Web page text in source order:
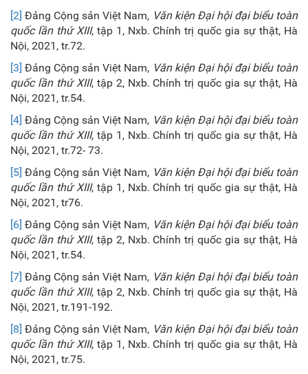
[2] Đảng Cộng sản Việt Nam, Văn kiện Đại hội đại biểu toàn
quốc lần thứ XIII, tập 1, Nxb. Chính trị quốc gia sự thật, Hà
Nội, 2021, tr.72.
[3] Đảng Cộng sản Việt Nam, Văn kiện Đại hội đại biểu toàn
quốc lần thứ XIII, tập 2, Nxb. Chính trị quốc gia sự thật, Hà
Nội, 2021, tr.54.
[4] Đảng Cộng sản Việt Nam, Văn kiện Đại hội đại biểu toàn
quốc lần thứ XIII, tập 1, Nxb. Chính trị quốc gia sự thật, Hà
Nội, 2021, tr.72- 73.
[5] Đảng Cộng sản Việt Nam, Văn kiện Đại hội đại biểu toàn
quốc lần thứ XIII, tập 1, Nxb. Chính trị quốc gia sự thật, Hà
Nội, 2021, tr76.
[6] Đảng Cộng sản Việt Nam, Văn kiện Đại hội đại biểu toàn
quốc lần thứ XIII, tập 2, Nxb. Chính trị quốc gia sự thật, Hà
Nội, 2021, tr.54.
[7] Đảng Cộng sản Việt Nam, Văn kiện Đại hội đại biểu toàn
quốc lần thứ XIII, tập 2, Nxb. Chính trị quốc gia sự thật, Hà
Nội, 2021, tr.191-192.
[8] Đảng Cộng sản Việt Nam, Văn kiện Đại hội đại biểu toàn
quốc lần thứ XIII, tập 1, Nxb. Chính trị quốc gia sự thật, Hà
Nội, 2021, tr.75.